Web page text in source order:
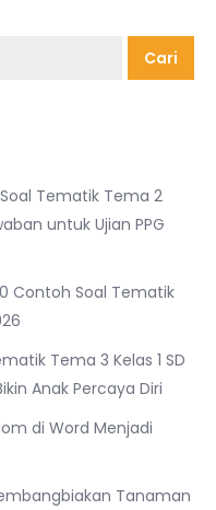
Cari
Tematik Tema 2
untuk Ujian PPG
Contoh Soal Tematik
Tema 3 Kelas 1 SD
Anak Percaya Diri
di Word Menjadi
Tanaman